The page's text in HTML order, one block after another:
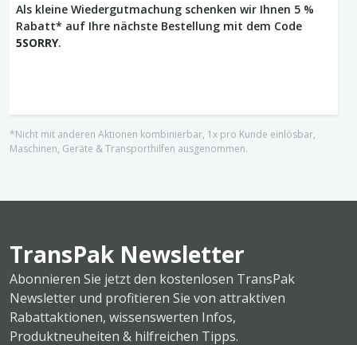
Als kleine Wiedergutmachung schenken wir Ihnen 5 %
Rabatt* auf Ihre nächste Bestellung mit dem Code
5SORRY.
*Nicht mit anderen Aktionen kombinierbar, 1x pro Kunde einlösbar,
Maschinen, Geräte & Transporthilfen ausgenommen.
TransPak Newsletter
Abonnieren Sie jetzt den kostenlosen TransPak
Newsletter und profitieren Sie von attraktiven
Rabattaktionen, wissenswerten Infos,
Produktneuheiten & hilfreichen Tipps.